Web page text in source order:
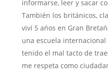
informarse, leer y sacar
También los británicos,
viví 5 ańos en Gran
una escuela
tenido el mal tacto de
me respeta como